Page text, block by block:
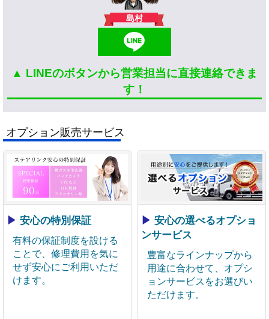
島村
▲ LINEのボタンから営業担当に直接連絡できま
す！
オプション販売サービス
▶ 安心の特別保証
有料の保証制度を設ける
ことで、修理費用を気に
せず安心にご利用いただ
けます。
▶ 安心の選べるオプショ
ンサービス
豊富なラインナップから
用途に合わせて、オプシ
ョンサービスをお選びい
ただけます。